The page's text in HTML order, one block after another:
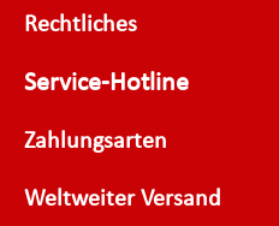
Rechtliches
Service-Hotline
Zahlungsarten
Weltweiter Versand